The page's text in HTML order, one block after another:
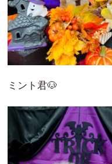
ミント君🐶